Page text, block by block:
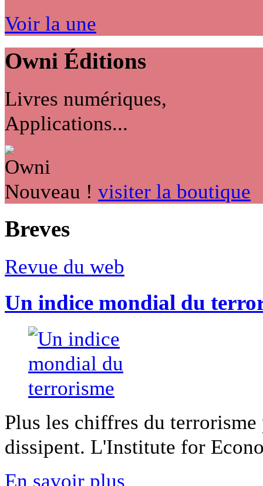
Voir la une
Owni Éditions
Livres numériques,
Applications...
Nouveau ! visiter la boutique
Breves
Revue du web
Un indice mondial du
Plus les chiffres du
dissipent. L'Institute for
En savoir plus